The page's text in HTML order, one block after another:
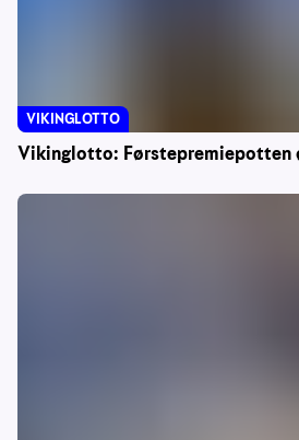
Vikinglotto: Førstepremiepotten
VIKINGLOTTO